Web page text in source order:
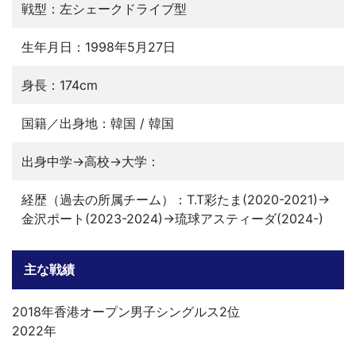
戦型：左シェークドライブ型
生年月日：1998年5月27日
身長：174cm
国籍／出身地：韓国 / 韓国
出身中学→高校→大学：
経歴（過去の所属チーム）：T.T彩たま(2020-2021)→
金沢ポート(2023-2024)→琉球アスティーダ(2024-)
主な戦績
2018年香港オープン男子シングルス2位
2022年